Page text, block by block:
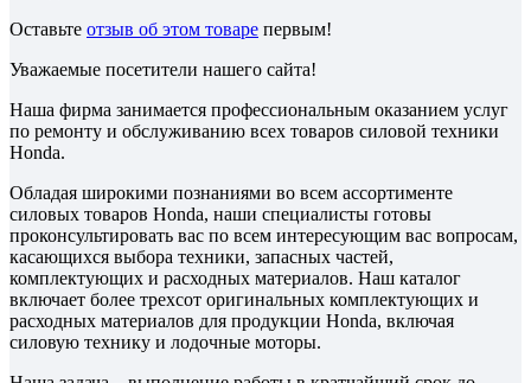
Оставьте отзыв об этом товаре первым!
Уважаемые посетители нашего сайта!
Наша фирма занимается профессиональным оказанием услуг
по ремонту и обслуживанию всех товаров силовой техники
Honda.
Обладая широкими познаниями во всем ассортименте
силовых товаров Honda, наши специалисты готовы
проконсультировать вас по всем интересующим вас вопросам,
касающихся выбора техники, запасных частей,
комплектующих и расходных материалов. Наш каталог
включает более трехсот оригинальных комплектующих и
расходных материалов для продукции Honda, включая
силовую технику и лодочные моторы.